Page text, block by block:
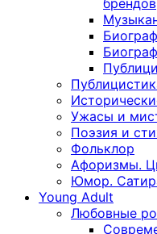
брендов
Ужасы и
Поэзия и
Фольклор
Афоризмы.
Юмор.
Young Adult
Любовные